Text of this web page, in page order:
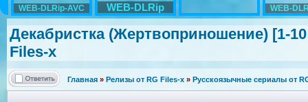
WEB-DLRip-AVC WEB-DLRip WEB-
Декабристка (Жертвоприношение) [1-
Files-х
Главная » Релизы от RG Files-x » Русскоязычные сериалы от